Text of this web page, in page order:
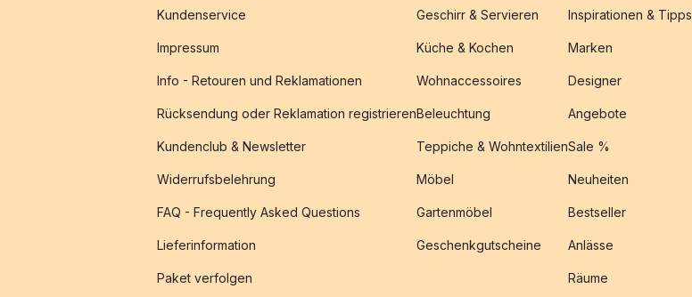
Kundenservice
Impressum
Info - Retouren und Reklamationen
Rücksendung oder Reklamation registrieren
Kundenclub & Newsletter
Widerrufsbelehrung
FAQ - Frequently Asked Questions
Lieferinformation
Paket verfolgen
Geschirr & Servieren
Küche & Kochen
Wohnaccessoires
Beleuchtung
Teppiche & Wohntextilien
Möbel
Gartenmöbel
Geschenkgutscheine
Inspirationen & Tipps
Marken
Designer
Angebote
Sale %
Neuheiten
Bestseller
Anlässe
Räume